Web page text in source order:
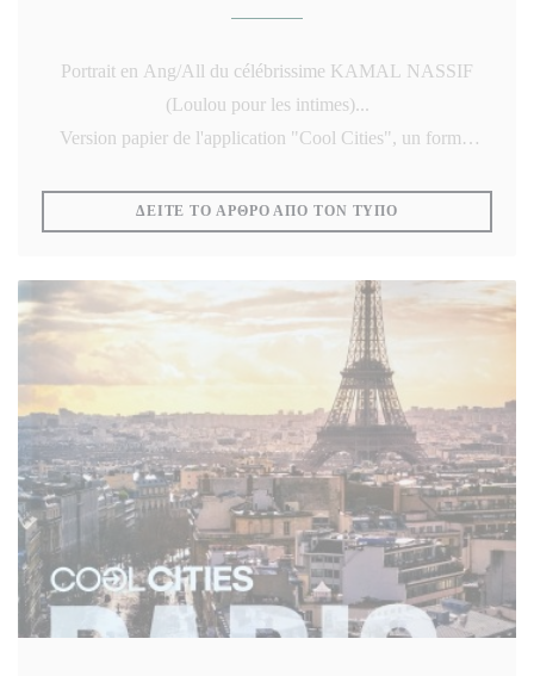
Portrait en Ang/All du célébrissime KAMAL NASSIF
(Loulou pour les intimes)...
Version papier de l'application "Cool Cities", un format
dans les plus belles villes du monde
ΔΕΊΤΕ ΤΟ ΆΡΘΡΟ ΑΠΌ ΤΟΝ ΤΎΠΟ